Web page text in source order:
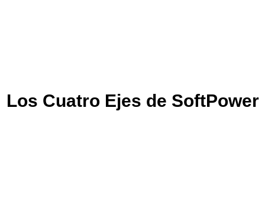
Los Cuatro Ejes de SoftPower